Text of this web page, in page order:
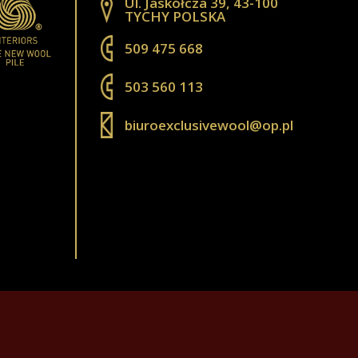
TYCHY POLSKA
509 475 668
503 560 113
biuroexclusivewool@op.pl